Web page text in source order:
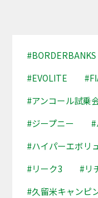
#BORDERBANKS
#EVOLITE
#アンコール試乗
#ジープニー
#
#ハイパーエボリ
#リーク3
#リ
#久留米キャンピ